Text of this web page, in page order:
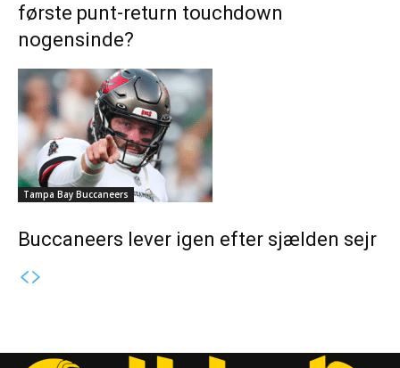
første punt-return touchdown
nogensinde?
Tampa Bay Buccaneers
Buccaneers lever igen efter sjælden sejr